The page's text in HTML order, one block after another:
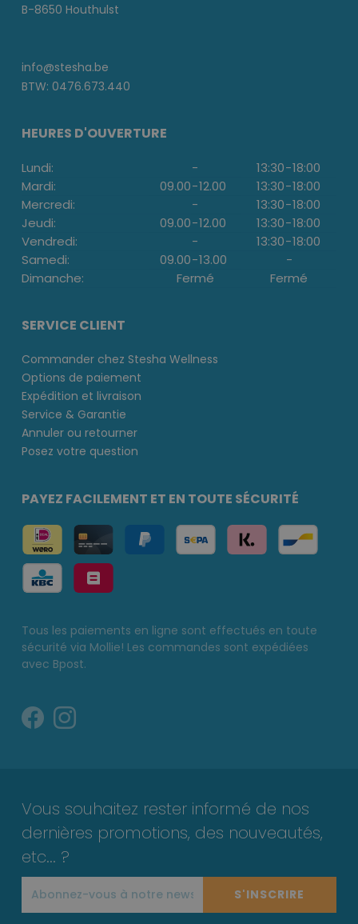
B-8650 Houthulst
info@stesha.be
BTW: 0476.673.440
HEURES D'OUVERTURE
Lundi: - 13:30-18:00
Mardi:
09.00-12.00 13:30-18:00
Mercredi:
- 13:30-18:00
Jeudi:
09.00-12.00 13:30-18:00
Vendredi:
- 13:30-18:00
Samedi:
09.00-13.00
-
Dimanche:
Fermé Fermé
SERVICE CLIENT
Commander chez Stesha Wellness
Options de paiement
Expédition et livraison
Service & Garantie
Annuler ou retourner
Posez votre question
PAYEZ FACILEMENT ET EN TOUTE SÉCURITÉ
Tous les paiements en ligne sont effectués en toute
sécurité via Mollie! Les commandes sont expédiées
avec Bpost.
Vous souhaitez rester informé de nos
dernières promotions, des nouveautés,
etc... ?
S'INSCRIRE